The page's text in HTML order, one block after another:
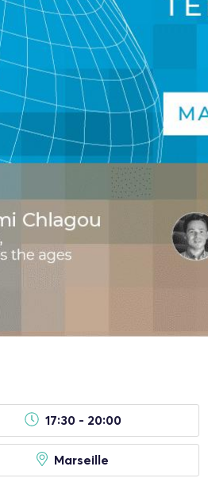
17:30 - 20:00
Marseille